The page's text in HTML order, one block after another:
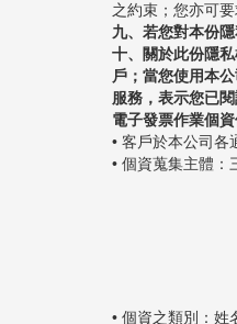
之約束；您亦可
九、若您對本份
十、關於此份隱
戶；當您使用本
服務，表示您已
電子發票作業個
• 客戶於本公司各
• 個資蒐集主體：
• 個資之類別：姓